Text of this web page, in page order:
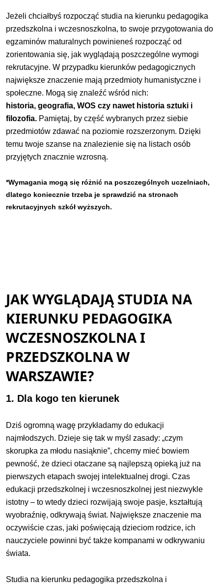
Jeżeli chciałbyś rozpocząć studia na kierunku pedagogika
przedszkolna i wczesnoszkolna, to swoje przygotowania do
egzaminów maturalnych powinieneś rozpocząć od
zorientowania się, jak wyglądają poszczególne wymogi
rekrutacyjne. W przypadku kierunków pedagogicznych
największe znaczenie mają przedmioty humanistyczne i
społeczne. Mogą się znaleźć wśród nich:
historia, geografia, WOS czy nawet historia sztuki i
filozofia. Pamiętaj, by część wybranych przez siebie
przedmiotów zdawać na poziomie rozszerzonym. Dzięki
temu twoje szanse na znalezienie się na listach osób
przyjętych znacznie wzrosną.
*Wymagania mogą się różnić na poszczególnych uczelniach,
dlatego koniecznie trzeba je sprawdzić na stronach
rekrutacyjnych szkół wyższych.
JAK WYGLĄDAJĄ STUDIA NA
KIERUNKU PEDAGOGIKA
WCZESNOSZKOLNA I
PRZEDSZKOLNA W
WARSZAWIE?
1. Dla kogo ten kierunek
Dziś ogromną wagę przykładamy do edukacji
najmłodszych. Dzieje się tak w myśl zasady: „czym
skorupka za młodu nasiąknie”, chcemy mieć bowiem
pewność, że dzieci otaczane są najlepszą opieką już na
pierwszych etapach swojej intelektualnej drogi. Czas
edukacji przedszkolnej i wczesnoszkolnej jest niezwykle
istotny – to wtedy dzieci rozwijają swoje pasje, kształtują
wyobraźnię, odkrywają świat. Największe znaczenie ma
oczywiście czas, jaki poświęcają dzieciom rodzice, ich
nauczyciele powinni być także kompanami w odkrywaniu
świata.
Studia na kierunku pedagogika przedszkolna i